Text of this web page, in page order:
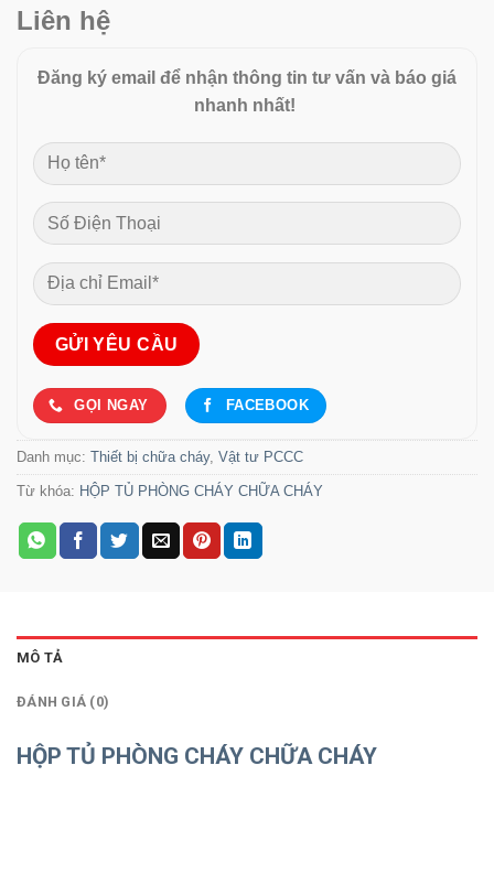
Liên hệ
Đăng ký email để nhận thông tin tư vấn và báo giá
nhanh nhất!
GỌI NGAY FACEBOOK
Danh mục: Thiết bị chữa cháy, Vật tư PCCC
Từ khóa: HỘP TỦ PHÒNG CHÁY CHỮA CHÁY
MÔ TẢ
ĐÁNH GIÁ (0)
HỘP TỦ PHÒNG CHÁY CHỮA CHÁY